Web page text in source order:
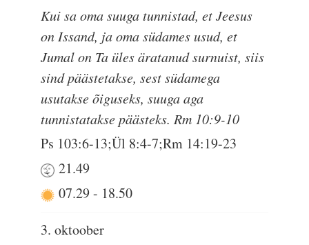
Kui sa oma suuga tunnistad, et Jeesus
on Issand, ja oma südames usud, et
Jumal on Ta üles äratanud surnuist, siis
sind päästetakse, sest südamega
usutakse õiguseks, suuga aga
tunnistatakse päästeks. Rm 10:9-10
Ps 103:6-13;Ül 8:4-7;Rm 14:19-23
21.49
07.29- 18.50
3. oktoober